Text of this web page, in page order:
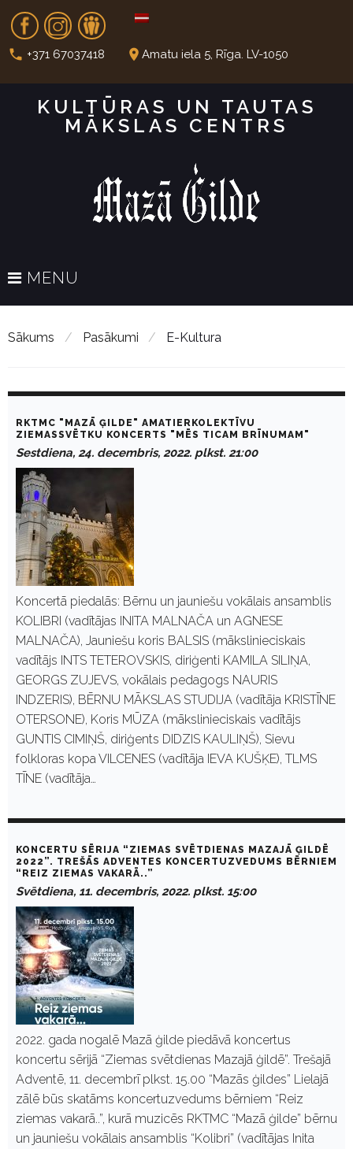
t
Fb In Dr
call +371 67037418 place Amatu iela 5, Rīga. LV-1050
KULTŪRAS UN TAUTAS
MĀKSLAS CENTRS
MENU
Sākums / Pasākumi / E-Kultura
E
K
u
RKTMC "MAZĀ ĢILDE" AMATIERKOLEKTĪVU
ZIEMASSVĒTKU KONCERTS "MĒS TICAM BRĪNUMAM"
Sestdiena, 24. decembris, 2022. plkst. 21:00
Koncertā piedalās: Bērnu un jauniešu vokālais ansamblis
KOLIBRI (vadītājas INITA MALNAČA un AGNESE
MALNAČA), Jauniešu koris BALSIS (mākslinieciskais
vadītājs INTS TETEROVSKIS, diriģenti KAMILA SILIŅA,
GEORGS ZUJEVS, vokālais pedagogs NAURIS
INDZERIS), BĒRNU MĀKSLAS STUDIJA (vadītāja KRISTĪNE
OTERSONE), Koris MŪZA (mākslinieciskais vadītājs
GUNTIS CIMIŅŠ, diriģents DIDZIS KAULIŅŠ), Sievu
folkloras kopa VILCENES (vadītāja IEVA KUŠĶE), TLMS
TĪNE (vadītāja…
KONCERTU SĒRIJA “ZIEMAS SVĒTDIENAS MAZAJĀ ĢILDĒ
2022”. TREŠĀS ADVENTES KONCERTUZVEDUMS BĒRNIEM
“REIZ ZIEMAS VAKARĀ..”
Svētdiena, 11. decembris, 2022. plkst. 15:00
2022. gada nogalē Mazā ģilde piedāvā koncertus
koncertu sērijā “Ziemas svētdienas Mazajā ģildē”. Trešajā
Adventē, 11. decembrī plkst. 15.00 “Mazās ģildes” Lielajā
zālē būs skatāms koncertuzvedums bērniem “Reiz
ziemas vakarā..”, kurā muzicēs RKTMC “Mazā ģilde” bērnu
un jauniešu vokālais ansamblis “Kolibri” (vadītājas Inita